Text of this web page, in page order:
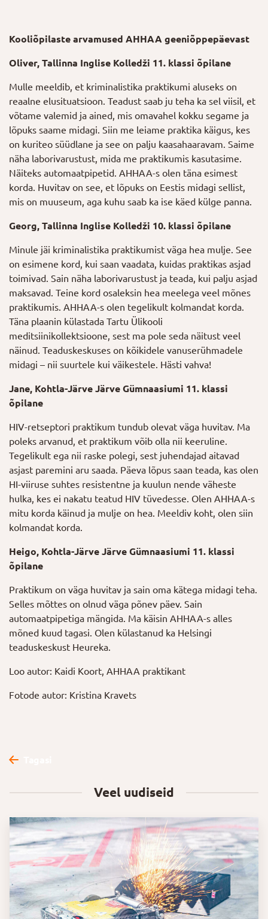
Kooliõpilaste arvamused AHHAA geeniõppepäevast
Oliver, Tallinna Inglise Kolledži 11. klassi õpilane
Mulle meeldib, et kriminalistika praktikumi aluseks on
reaalne elusituatsioon. Teadust saab ju teha ka sel viisil, et
võtame valemid ja ained, mis omavahel kokku segame ja
lõpuks saame midagi. Siin me leiame praktika käigus, kes
on kuriteo süüdlane ja see on palju kaasahaaravam. Saime
näha laborivarustust, mida me praktikumis kasutasime.
Näiteks automaatpipetid. AHHAA-s olen täna esimest
korda. Huvitav on see, et lõpuks on Eestis midagi sellist,
mis on muuseum, aga kuhu saab ka ise käed külge panna.
Georg, Tallinna Inglise Kolledži 10. klassi õpilane
Minule jäi kriminalistika praktikumist väga hea mulje. See
on esimene kord, kui saan vaadata, kuidas praktikas asjad
toimivad. Sain näha laborivarustust ja teada, kui palju asjad
maksavad. Teine kord osaleksin hea meelega veel mõnes
praktikumis. AHHAA-s olen tegelikult kolmandat korda.
Täna plaanin külastada Tartu Ülikooli
meditsiinikollektsioone, sest ma pole seda näitust veel
näinud. Teaduskeskuses on kõikidele vanuserühmadele
midagi – nii suurtele kui väikestele. Hästi vahva!
Jane, Kohtla-Järve Järve Gümnaasiumi 11. klassi
õpilane
HIV-retseptori praktikum tundub olevat väga huvitav. Ma
poleks arvanud, et praktikum võib olla nii keeruline.
Tegelikult ega nii raske polegi, sest juhendajad aitavad
asjast paremini aru saada. Päeva lõpus saan teada, kas olen
HI-viiruse suhtes resistentne ja kuulun nende väheste
hulka, kes ei nakatu teatud HIV tüvedesse. Olen AHHAA-s
mitu korda käinud ja mulje on hea. Meeldiv koht, olen siin
kolmandat korda.
Heigo, Kohtla-Järve Järve Gümnaasiumi 11. klassi
õpilane
Praktikum on väga huvitav ja sain oma kätega midagi teha.
Selles mõttes on olnud väga põnev päev. Sain
automaatpipetiga mängida. Ma käisin AHHAA-s alles
mõned kuud tagasi. Olen külastanud ka Helsingi
teaduskeskust Heureka.
Loo autor: Kaidi Koort, AHHAA praktikant
Fotode autor: Kristina Kravets
Veel uudiseid